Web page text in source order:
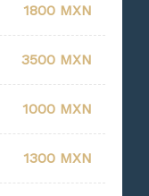
1800 MXN
3500 MXN
1000 MXN
1300 MXN